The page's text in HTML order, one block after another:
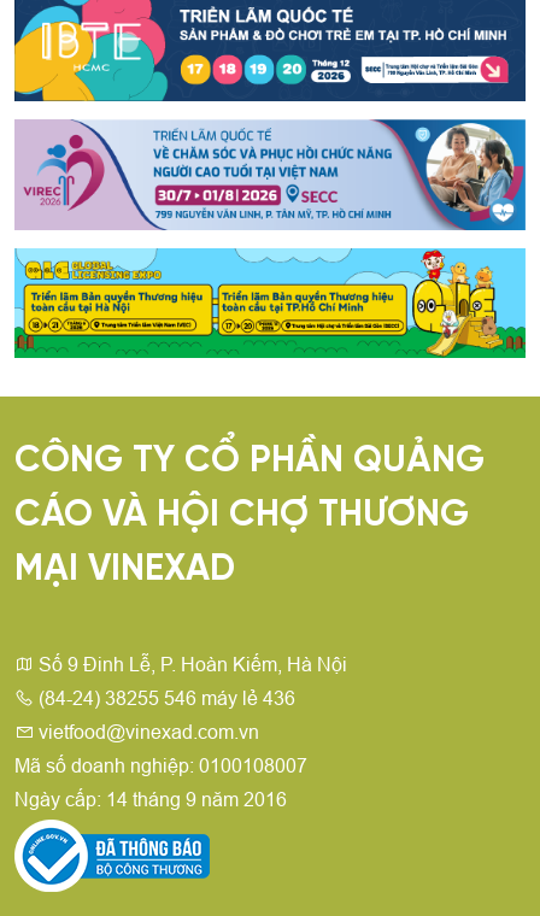
CÔNG TY CỔ PHẦN QUẢNG
CÁO VÀ HỘI CHỢ THƯƠNG
MẠI VINEXAD
Số 9 Đinh Lễ, P. Hoàn Kiếm, Hà Nội
(84-24) 38255 546 máy lẻ 436
vietfood@vinexad.com.vn
Mã số doanh nghiệp: 0100108007
Ngày cấp: 14 tháng 9 năm 2016